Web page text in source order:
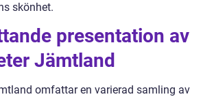
skönhet.
presentation av
Jämtland
omfattar en varierad samling av